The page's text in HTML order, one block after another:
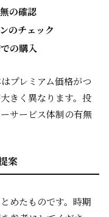
の確認
のチェック
の購入
プレミアム価格がつ
きく異なります。投
サービス体制の有無
案
めたものです。時期